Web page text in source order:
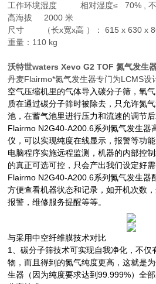
工作环境湿度 相对湿度≤ 70% , 不
高海拔 2000 米
尺寸 （长x宽x高 ）： 615 x 630 x
重量：110 kg
沃特世waters Xevo G2 TOF 氮气发生
丹麦Flairmo*氮气发生器专门为LCMS设
空气压缩机里的气体导入碳分子筛，氧
质在通过碳分子筛时被除去，只允许氮
池，在蓄气池里进行压力和流速的调节
Flairmo N2G40-A200.6系列氮气发生器
仪，可以实现纯度在线显示，报警等功
电脑程序实施远程监测，机器的内部控
的真正可选可控，只会产出我们设定好需
Flairmo N2G40-A200.6系列氮气发生器
方便查看机器状态和记录，如开机次数
报警，维修服务提醒等等。
与采用中空纤维膜技术对比
1、碳分子筛技术可实现自我净化，不仅
物，而且得到的氮气纯度更高，这就是
生器（因为纯度要求达到99.999%）全